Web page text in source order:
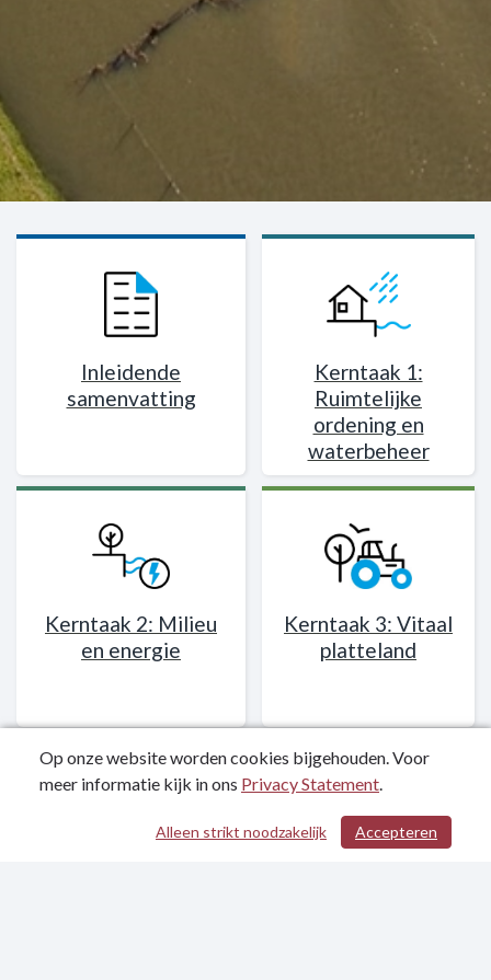
Inleidende
samenvatting
Kerntaak 1:
Ruimtelijke
ordening en
waterbeheer
Kerntaak 2: Milieu
en energie
Kerntaak 3: Vitaal
platteland
/ 328
Op onze website worden cookies bijgehouden. Voor
meer informatie kijk in ons Privacy Statement.
Accepteren
Alleen strikt noodzakelijk